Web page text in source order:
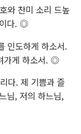
와 찬미 소리 드높
이다. ◎
인도하게 하소서.
가게 하소서. ◎
다. 제 기쁨과 즐
님, 저의 하느님,